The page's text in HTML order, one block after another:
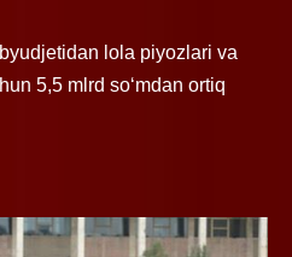
lola piyozlari va
5,5 mlrd so‘mdan ortiq